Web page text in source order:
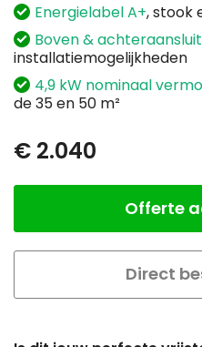
Energielabel A+, stook
Boven &
installatiemogelijkheden
4,9 kW nominaal
de 35 en 50 m²
€ 2.040
Direct
Offerte